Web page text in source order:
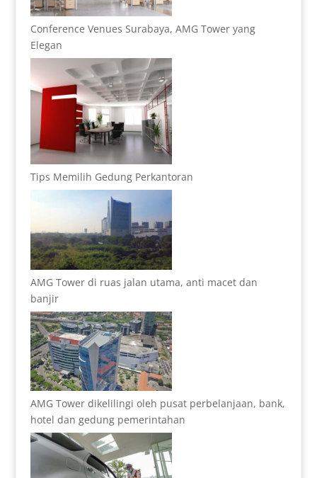
Conference Venues Surabaya, AMG Tower yang
Elegan
Tips Memilih Gedung Perkantoran
AMG Tower di ruas jalan utama, anti macet dan
banjir
AMG Tower dikelilingi oleh pusat perbelanjaan, bank,
hotel dan gedung pemerintahan